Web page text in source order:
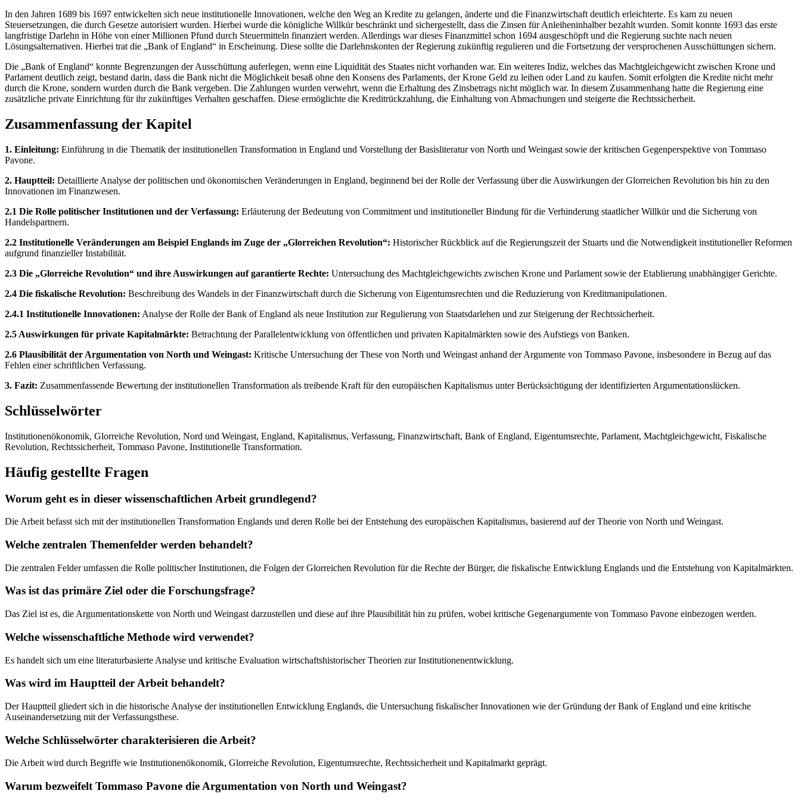
In den Jahren 1689 bis 1697 entwickelten sich neue institutionelle Innovationen, welche den Weg an Kredite zu gelangen, änderte und die Finanzwirtschaft deutlich erleichterte. Es kam zu neuen
Steuersetzungen, die durch Gesetze autorisiert wurden. Hierbei wurde die königliche Willkür beschränkt und sichergestellt, dass die Zinsen für Anleiheninhalber bezahlt wurden. Somit konnte 1693 das erste
langfristige Darlehn in Höhe von einer Millionen Pfund durch Steuermitteln finanziert werden. Allerdings war dieses Finanzmittel schon 1694 ausgeschöpft und die Regierung suchte nach neuen
Lösungsalternativen. Hierbei trat die „Bank of England“ in Erscheinung. Diese sollte die Darlehnskonten der Regierung zukünftig regulieren und die Fortsetzung der versprochenen Ausschüttungen sichern.
Die „Bank of England“ konnte Begrenzungen der Ausschüttung auferlegen, wenn eine Liquidität des Staates nicht vorhanden war. Ein weiteres Indiz, welches das Machtgleichgewicht zwischen Krone und
Parlament deutlich zeigt, bestand darin, dass die Bank nicht die Möglichkeit besaß ohne den Konsens des Parlaments, der Krone Geld zu leihen oder Land zu kaufen. Somit erfolgten die Kredite nicht mehr
durch die Krone, sondern wurden durch die Bank vergeben. Die Zahlungen wurden verwehrt, wenn die Erhaltung des Zinsbetrags nicht möglich war. In diesem Zusammenhang hatte die Regierung eine
zusätzliche private Einrichtung für ihr zukünftiges Verhalten geschaffen. Diese ermöglichte die Kreditrückzahlung, die Einhaltung von Abmachungen und steigerte die Rechtssicherheit.
Zusammenfassung der Kapitel
1. Einleitung: Einführung in die Thematik der institutionellen Transformation in England und Vorstellung der Basisliteratur von North und Weingast sowie der kritischen Gegenperspektive von Tommaso
Pavone.
2. Hauptteil: Detaillierte Analyse der politischen und ökonomischen Veränderungen in England, beginnend bei der Rolle der Verfassung über die Auswirkungen der Glorreichen Revolution bis hin zu den
Innovationen im Finanzwesen.
2.1 Die Rolle politischer Institutionen und der Verfassung: Erläuterung der Bedeutung von Commitment und institutioneller Bindung für die Verhinderung staatlicher Willkür und die Sicherung von
Handelspartnern.
2.2 Institutionelle Veränderungen am Beispiel Englands im Zuge der „Glorreichen Revolution“: Historischer Rückblick auf die Regierungszeit der Stuarts und die Notwendigkeit institutioneller Reformen
aufgrund finanzieller Instabilität.
2.3 Die „Glorreiche Revolution“ und ihre Auswirkungen auf garantierte Rechte: Untersuchung des Machtgleichgewichts zwischen Krone und Parlament sowie der Etablierung unabhängiger Gerichte.
2.4 Die fiskalische Revolution: Beschreibung des Wandels in der Finanzwirtschaft durch die Sicherung von Eigentumsrechten und die Reduzierung von Kreditmanipulationen.
2.4.1 Institutionelle Innovationen: Analyse der Rolle der Bank of England als neue Institution zur Regulierung von Staatsdarlehen und zur Steigerung der Rechtssicherheit.
2.5 Auswirkungen für private Kapitalmärkte: Betrachtung der Parallelentwicklung von öffentlichen und privaten Kapitalmärkten sowie des Aufstiegs von Banken.
2.6 Plausibilität der Argumentation von North und Weingast: Kritische Untersuchung der These von North und Weingast anhand der Argumente von Tommaso Pavone, insbesondere in Bezug auf das
Fehlen einer schriftlichen Verfassung.
3. Fazit: Zusammenfassende Bewertung der institutionellen Transformation als treibende Kraft für den europäischen Kapitalismus unter Berücksichtigung der identifizierten Argumentationslücken.
Schlüsselwörter
Institutionenökonomik, Glorreiche Revolution, Nord und Weingast, England, Kapitalismus, Verfassung, Finanzwirtschaft, Bank of England, Eigentumsrechte, Parlament, Machtgleichgewicht, Fiskalische
Revolution, Rechtssicherheit, Tommaso Pavone, Institutionelle Transformation.
Häufig gestellte Fragen
Worum geht es in dieser wissenschaftlichen Arbeit grundlegend?
Die Arbeit befasst sich mit der institutionellen Transformation Englands und deren Rolle bei der Entstehung des europäischen Kapitalismus, basierend auf der Theorie von North und Weingast.
Welche zentralen Themenfelder werden behandelt?
Die zentralen Felder umfassen die Rolle politischer Institutionen, die Folgen der Glorreichen Revolution für die Rechte der Bürger, die fiskalische Entwicklung Englands und die Entstehung von Kapitalmärkten.
Was ist das primäre Ziel oder die Forschungsfrage?
Das Ziel ist es, die Argumentationskette von North und Weingast darzustellen und diese auf ihre Plausibilität hin zu prüfen, wobei kritische Gegenargumente von Tommaso Pavone einbezogen werden.
Welche wissenschaftliche Methode wird verwendet?
Es handelt sich um eine literaturbasierte Analyse und kritische Evaluation wirtschaftshistorischer Theorien zur Institutionenentwicklung.
Was wird im Hauptteil der Arbeit behandelt?
Der Hauptteil gliedert sich in die historische Analyse der institutionellen Entwicklung Englands, die Untersuchung fiskalischer Innovationen wie der Gründung der Bank of England und eine kritische
Auseinandersetzung mit der Verfassungsthese.
Welche Schlüsselwörter charakterisieren die Arbeit?
Die Arbeit wird durch Begriffe wie Institutionenökonomik, Glorreiche Revolution, Eigentumsrechte, Rechtssicherheit und Kapitalmarkt geprägt.
Warum bezweifelt Tommaso Pavone die Argumentation von North und Weingast?